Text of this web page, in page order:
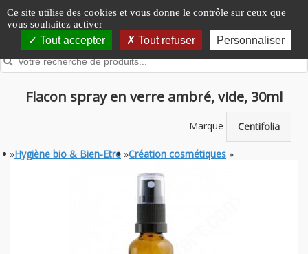
Panneau de gestion des cookies
Ce site utilise des cookies et vous donne le contrôle sur ceux que
vous souhaitez activer
Tout accepter Tout refuser Personnaliser
Flacon spray en verre ambré, vide, 30ml
Marque Centifolia
»Hygiène bio & Bien-Etre »Création cosmétiques »